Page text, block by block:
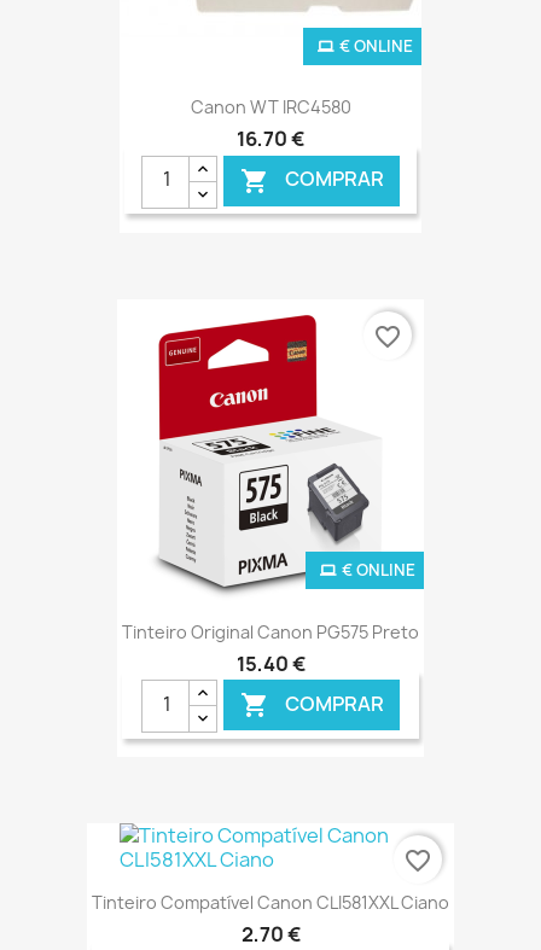
Canon WT IRC4580
16,70 €
 COMPRAR
€ ONLINE
Tinteiro Original Canon PG575 Preto
15,40 €
 COMPRAR
€ ONLINE
favorite_border
Tinteiro Compatível Canon CLI581XXL Ciano
2,70 €
favorite_border